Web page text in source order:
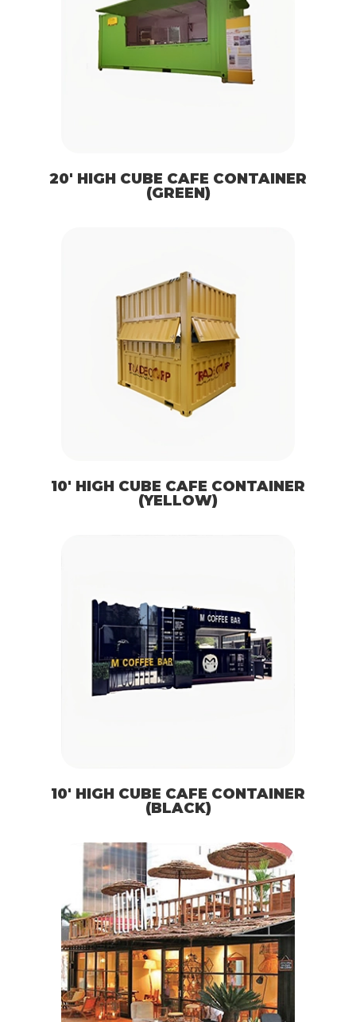
20′ HIGH CUBE CAFE CONTAINER
(GREEN)
10′ HIGH CUBE CAFE CONTAINER
(YELLOW)
10′ HIGH CUBE CAFE CONTAINER
(BLACK)